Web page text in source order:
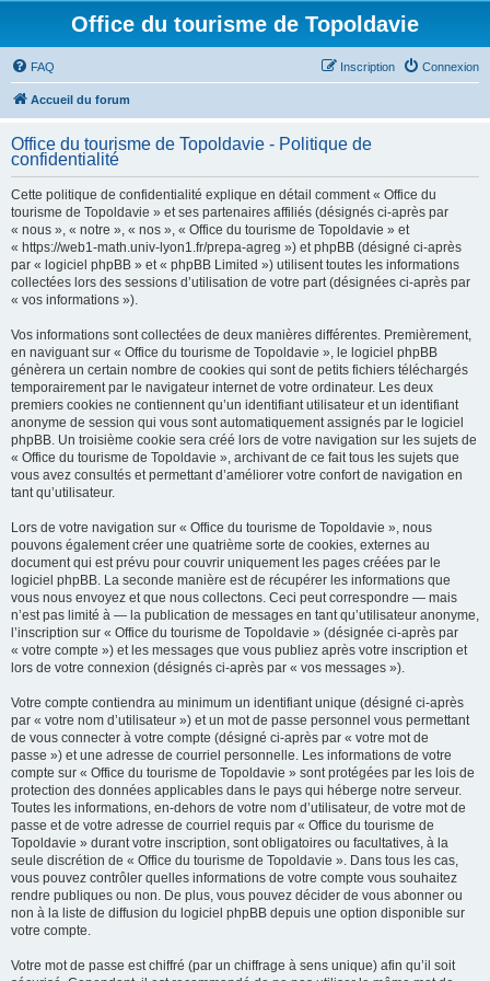
Office du tourisme de Topoldavie
FAQ Connexion
Inscription
Accueil du forum
Office du tourisme de Topoldavie - Politique de
confidentialité
Cette politique de confidentialité explique en détail comment « Office du
tourisme de Topoldavie » et ses partenaires affiliés (désignés ci-après par
« nous », « notre », « nos », « Office du tourisme de Topoldavie » et
« https://web1-math.univ-lyon1.fr/prepa-agreg ») et phpBB (désigné ci-après
par « logiciel phpBB » et « phpBB Limited ») utilisent toutes les informations
collectées lors des sessions d’utilisation de votre part (désignées ci-après par
« vos informations »).
Vos informations sont collectées de deux manières différentes. Premièrement,
en naviguant sur « Office du tourisme de Topoldavie », le logiciel phpBB
génèrera un certain nombre de cookies qui sont de petits fichiers téléchargés
temporairement par le navigateur internet de votre ordinateur. Les deux
premiers cookies ne contiennent qu’un identifiant utilisateur et un identifiant
anonyme de session qui vous sont automatiquement assignés par le logiciel
phpBB. Un troisième cookie sera créé lors de votre navigation sur les sujets de
« Office du tourisme de Topoldavie », archivant de ce fait tous les sujets que
vous avez consultés et permettant d’améliorer votre confort de navigation en
tant qu’utilisateur.
Lors de votre navigation sur « Office du tourisme de Topoldavie », nous
pouvons également créer une quatrième sorte de cookies, externes au
document qui est prévu pour couvrir uniquement les pages créées par le
logiciel phpBB. La seconde manière est de récupérer les informations que
vous nous envoyez et que nous collectons. Ceci peut correspondre — mais
n’est pas limité à — la publication de messages en tant qu’utilisateur anonyme,
l’inscription sur « Office du tourisme de Topoldavie » (désignée ci-après par
« votre compte ») et les messages que vous publiez après votre inscription et
lors de votre connexion (désignés ci-après par « vos messages »).
Votre compte contiendra au minimum un identifiant unique (désigné ci-après
par « votre nom d’utilisateur ») et un mot de passe personnel vous permettant
de vous connecter à votre compte (désigné ci-après par « votre mot de
passe ») et une adresse de courriel personnelle. Les informations de votre
compte sur « Office du tourisme de Topoldavie » sont protégées par les lois de
protection des données applicables dans le pays qui héberge notre serveur.
Toutes les informations, en-dehors de votre nom d’utilisateur, de votre mot de
passe et de votre adresse de courriel requis par « Office du tourisme de
Topoldavie » durant votre inscription, sont obligatoires ou facultatives, à la
seule discrétion de « Office du tourisme de Topoldavie ». Dans tous les cas,
vous pouvez contrôler quelles informations de votre compte vous souhaitez
rendre publiques ou non. De plus, vous pouvez décider de vous abonner ou
non à la liste de diffusion du logiciel phpBB depuis une option disponible sur
votre compte.
Votre mot de passe est chiffré (par un chiffrage à sens unique) afin qu’il soit